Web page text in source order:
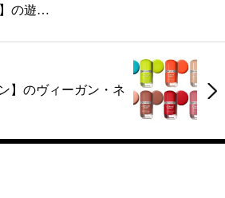
】の遊…
】のヴィーガン・ネ